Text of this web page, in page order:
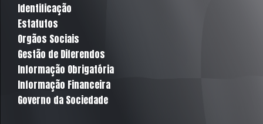
Identificação
Estatutos
Orgãos Sociais
Gestão de Diferendos
Informação Obrigatória
Informação Financeira
Governo da Sociedade